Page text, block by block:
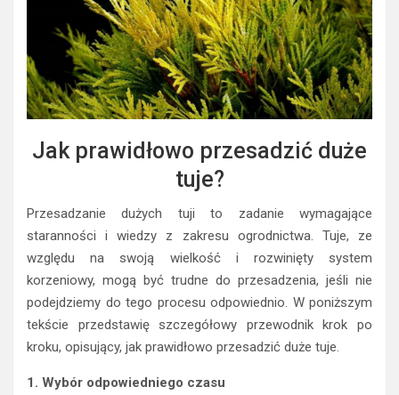
Jak prawidłowo przesadzić duże
tuje?
Przesadzanie dużych tuji to zadanie wymagające
staranności i wiedzy z zakresu ogrodnictwa. Tuje, ze
względu na swoją wielkość i rozwinięty system
korzeniowy, mogą być trudne do przesadzenia, jeśli nie
podejdziemy do tego procesu odpowiednio. W poniższym
tekście przedstawię szczegółowy przewodnik krok po
kroku, opisujący, jak prawidłowo przesadzić duże tuje.
1. Wybór odpowiedniego czasu